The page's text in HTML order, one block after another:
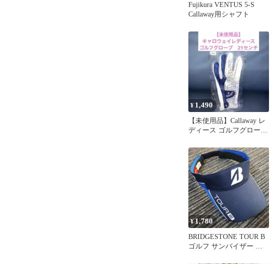
Fujikura VENTUS 5-S
Callaway用シャフト
¥ 1,490
【未使用品】Callaway レ
ディース ゴルフグローブ
¥1,780
BRIDGESTONE TOUR B
ゴルフ サンバイザー ネ